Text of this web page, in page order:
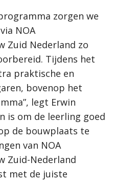
zorgen we
NOA
Zuid Nederland zo
Tijdens het
praktische en
bovenop het
legt Erwin
is om de leerling goed
de bouwplaats te
van NOA
Zuid-Nederland
met de juiste